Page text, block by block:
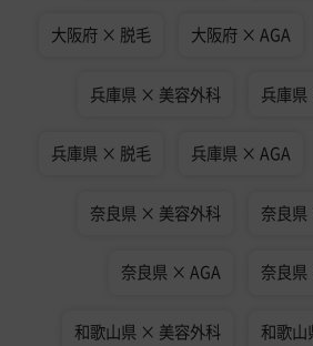
大阪府 × 脱毛 大阪府 × AGA
兵庫県 × 美容外科 兵庫
兵庫県 × 脱毛 兵庫県 × AGA
奈良県 × 美容外科 奈良
奈良県 × AGA 奈良
和歌山県 × 美容外科 和歌